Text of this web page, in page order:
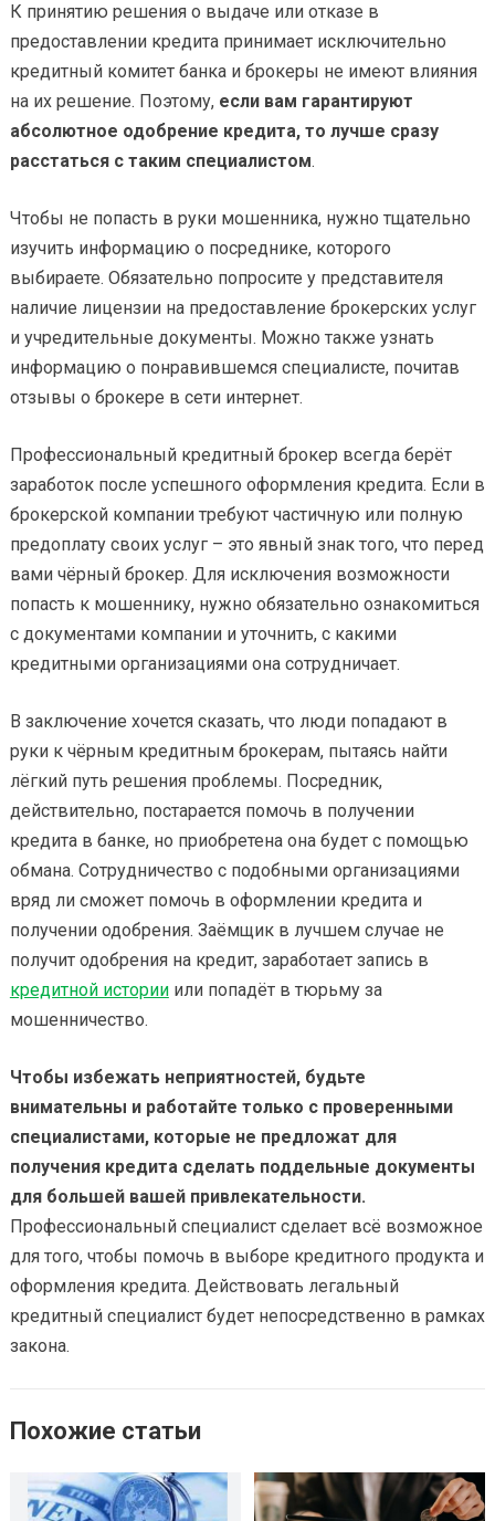
К принятию решения о выдаче или отказе в
предоставлении кредита принимает исключительно
кредитный комитет банка и брокеры не имеют влияния
на их решение. Поэтому, если вам гарантируют
абсолютное одобрение кредита, то лучше сразу
расстаться с таким специалистом.
Чтобы не попасть в руки мошенника, нужно тщательно
изучить информацию о посреднике, которого
выбираете. Обязательно попросите у представителя
наличие лицензии на предоставление брокерских услуг
и учредительные документы. Можно также узнать
информацию о понравившемся специалисте, почитав
отзывы о брокере в сети интернет.
Профессиональный кредитный брокер всегда берёт
заработок после успешного оформления кредита. Если в
брокерской компании требуют частичную или полную
предоплату своих услуг – это явный знак того, что перед
вами чёрный брокер. Для исключения возможности
попасть к мошеннику, нужно обязательно ознакомиться
с документами компании и уточнить, с какими
кредитными организациями она сотрудничает.
В заключение хочется сказать, что люди попадают в
руки к чёрным кредитным брокерам, пытаясь найти
лёгкий путь решения проблемы. Посредник,
действительно, постарается помочь в получении
кредита в банке, но приобретена она будет с помощью
обмана. Сотрудничество с подобными организациями
вряд ли сможет помочь в оформлении кредита и
получении одобрения. Заёмщик в лучшем случае не
получит одобрения на кредит, заработает запись в
кредитной историиили попадёт в тюрьму за
мошенничество.
Чтобы избежать неприятностей, будьте
внимательны и работайте только с проверенными
специалистами, которые не предложат для
получения кредита сделать поддельные документы
для большей вашей привлекательности.
Профессиональный специалист сделает всё возможное
для того, чтобы помочь в выборе кредитного продукта и
оформления кредита. Действовать легальный
кредитный специалист будет непосредственно в рамках
закона.
Похожие статьи